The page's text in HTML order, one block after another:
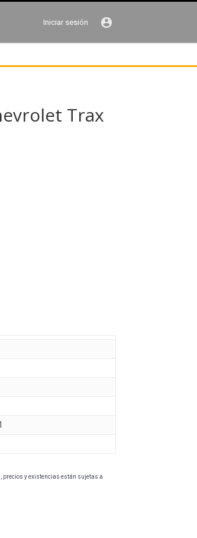
Iniciar sesión account_circle
Trax
precios y existencias están sujetas a